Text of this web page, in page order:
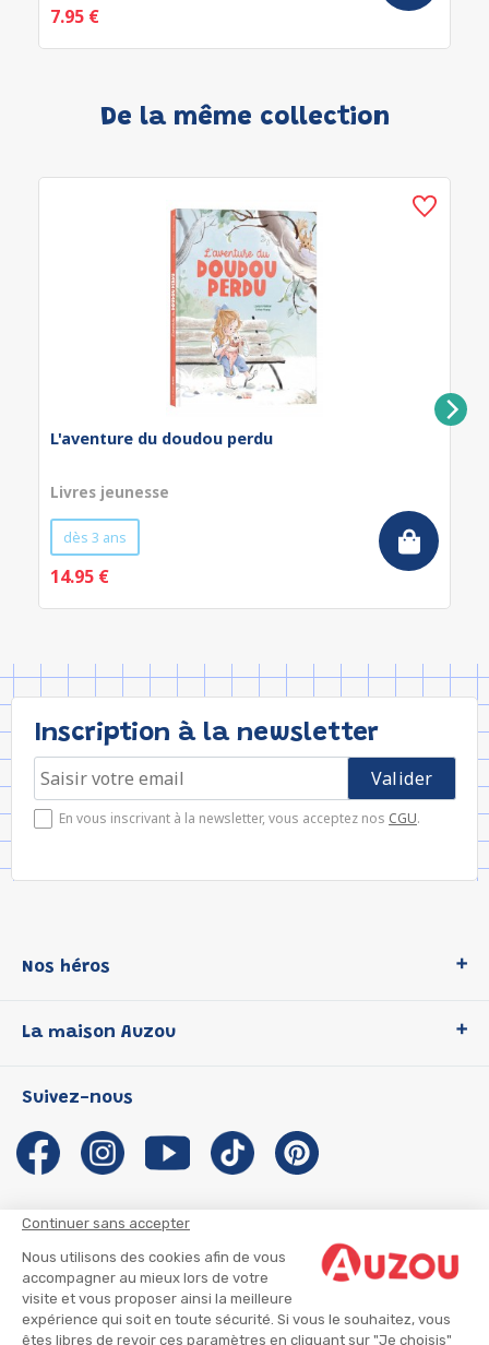
Continuer sans accepter
Nous utilisons des cookies afin de vous
accompagner au mieux lors de votre
visite et vous proposer ainsi la meilleure
expérience qui soit en toute sécurité. Si vous le souhaitez, vous
êtes libres de revoir ces paramètres en cliquant sur "Je choisis"
7.95 €
De la même collection
L'aventure du doudou perdu
Livres jeunesse
dès 3 ans
14.95 €
Inscription à la newsletter
En vous inscrivant à la newsletter, vous acceptez nos CGU.
Nos héros
P'tit Loup
Les Influenceuses
Migali
Petite Taupe
La maison Auzou
Notre histoire
Auzou s'engage
Auteurs et illustrateurs Auzou
Suivre mon colis
Infos consommateur
Suivez-nous
CGU
CGV
Mentions légales